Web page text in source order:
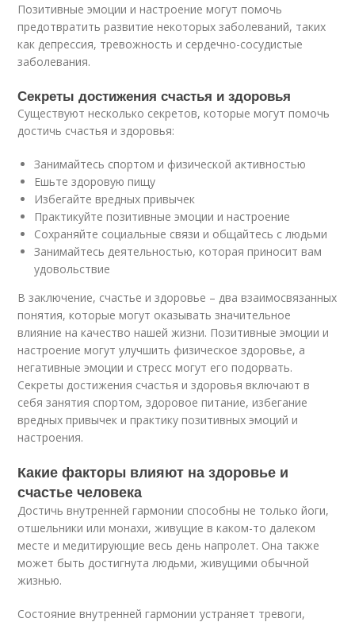
Позитивные эмоции и настроение могут помочь
предотвратить развитие некоторых заболеваний, таких
как депрессия, тревожность и сердечно-сосудистые
заболевания.
Секреты достижения счастья и здоровья
Существуют несколько секретов, которые могут помочь
достичь счастья и здоровья:
Занимайтесь спортом и физической активностью
Ешьте здоровую пищу
Избегайте вредных привычек
Практикуйте позитивные эмоции и настроение
Сохраняйте социальные связи и общайтесь с людьми
Занимайтесь деятельностью, которая приносит вам
удовольствие
В заключение, счастье и здоровье – два взаимосвязанных
понятия, которые могут оказывать значительное
влияние на качество нашей жизни. Позитивные эмоции и
настроение могут улучшить физическое здоровье, а
негативные эмоции и стресс могут его подорвать.
Секреты достижения счастья и здоровья включают в
себя занятия спортом, здоровое питание, избегание
вредных привычек и практику позитивных эмоций и
настроения.
Какие факторы влияют на здоровье и
счастье человека
Достичь внутренней гармонии способны не только йоги,
отшельники или монахи, живущие в каком-то далеком
месте и медитирующие весь день напролет. Она также
может быть достигнута людьми, живущими обычной
жизнью.
Состояние внутренней гармонии устраняет тревоги,